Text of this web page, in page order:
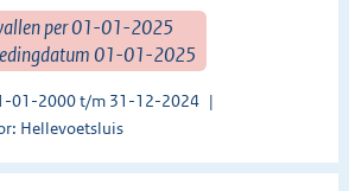
per 01-01-2025
01-01-2025
01-2000 t/m 31-12-2024
Hellevoetsluis